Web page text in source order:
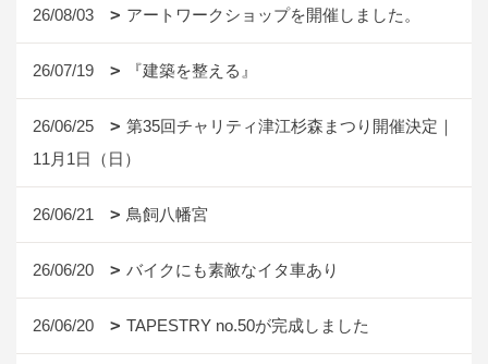
26/08/03 アートワークショップを開催しました。
26/07/19 『建築を整える』
26/06/25
第35回チャリティ津江杉森まつり開催決定｜
11月1日（日）
26/06/21 鳥飼八幡宮
26/06/20 バイクにも素敵なイタ車あり
26/06/20 TAPESTRY no.50が完成しました